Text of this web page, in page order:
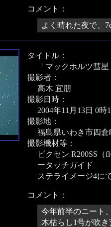
コメント：
よく晴れた夜で、
タイトル：
「マックホルツ彗星
撮影者：
高木 宜朋
撮影日時：
2004年11月13日 0時
撮影地：
福島県いわき市四倉
撮影機材等：
ビクセン R200SS（
ータッチガイド
ステライメージ4に
コメント：
今年前半のニート
木枯らし1号が吹き